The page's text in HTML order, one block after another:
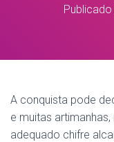
A conquista pode
e muitas
adequado chifre